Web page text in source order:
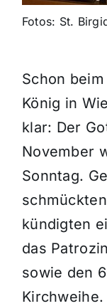
Fotos: St.
Schon
König in
klar: Der
November
Sonntag.
kündigten
das
sowie den
Kirchweihe.